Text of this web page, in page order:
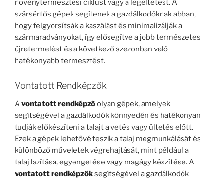
növénytermesztési ciklust vagy a legeltetést.A
szársértős gépek segítenek a gazdálkodóknak abban,
hogy felgyorsítsák a kaszálást és minimalizálják a
szármaradványokat, így elősegítve a jobb természetes
újratermelést és a következő szezonban való
hatékonyabb termesztést.
Vontatott Rendképzők
Avontatott rendképzőolyan gépek, amelyek
segítségével a gazdálkodók könnyedén és hatékonyan
tudják előkészíteni a talajt a vetés vagy ültetés előtt.
Ezek a gépek lehetővé teszik a talaj megmunkálását és
különböző műveletek végrehajtását, mint például a
talaj lazítása, egyengetése vagy magágy készítése.A
vontatott rendképzőksegítségével a gazdálkodók